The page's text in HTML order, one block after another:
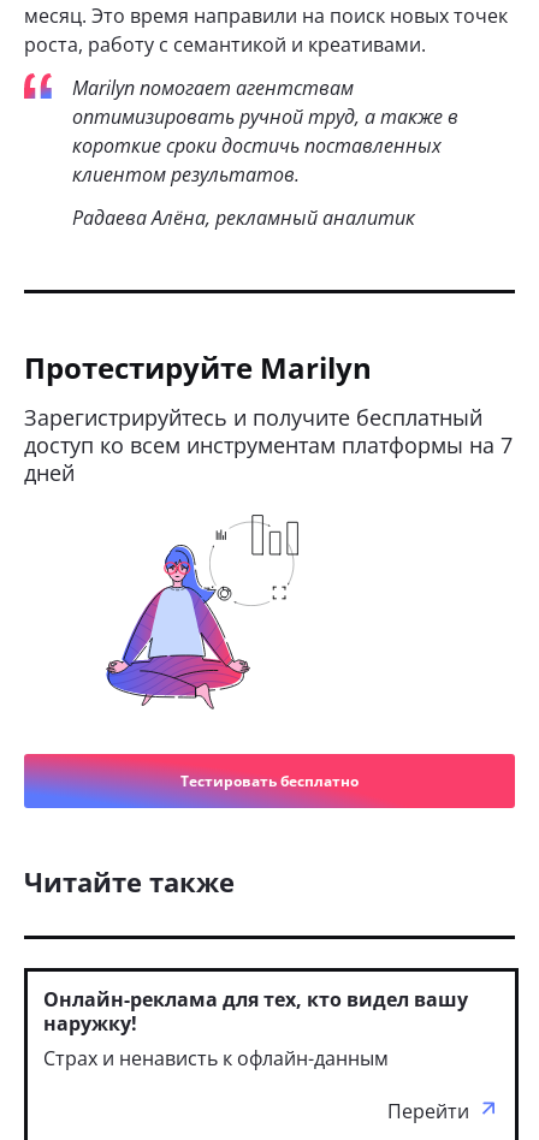
месяц. Это время направили на поиск новых точек
роста, работу с семантикой и креативами.
Marilyn помогает агентствам
оптимизировать ручной труд, а также в
короткие сроки достичь поставленных
клиентом результатов.
Радаева Алёна, рекламный аналитик
Протестируйте Marilyn
Зарегистрируйтесь и получите бесплатный
доступ ко всем инструментам платформы на 7
дней
Тестировать бесплатно
Читайте также
Онлайн-реклама для тех, кто видел вашу
наружку!
Страх и ненависть к офлайн-данным
Перейти